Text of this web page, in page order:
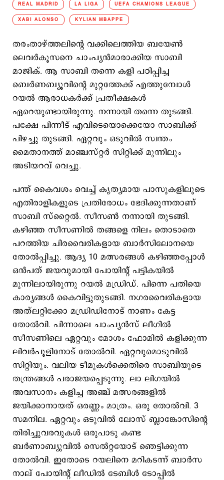
REAL MADRID LA LIGA UEFA CHAMIONS LEAGUE
XABI ALONSO KYLIAN MBAPPE
തരംതാഴ്ത്തലിന്റെ വക്കിലെത്തിയ ബയേൺ
ലെവർകൂസനെ ചാംപ്യന്‍മാരാക്കിയ സാബി
മാജിക്. ആ സാബി തന്നെ കളി പഠിപ്പിച്ച
ബെർണബ്യൂവിന്റെ മുറ്റത്തേക്ക് എത്തുമ്പോൾ
റയൽ ആരാധകർക്ക് പ്രതീക്ഷകൾ
ഏറെയുണ്ടായിരുന്നു. നന്നായി തന്നെ തുടങ്ങി.
പക്ഷേ പിന്നീട് എവിടെയൊക്കെയോ സാബിക്ക്
പിഴച്ചു തുടങ്ങി. ഏറ്റവും ഒടുവിൽ സ്വന്തം
മൈതാനത്ത് മാഞ്ചസ്റ്റർ സിറ്റിക്ക് മുന്നിലും
അടിയറവ് വെച്ചു.
പന്ത് കൈവശം വെച്ച് കൃത്യമായ പാസുകളിലൂടെ
എതിരാളികളുടെ പ്രതിരോധം ഭേദിക്കുന്നതാണ്
സാബി സ്റ്റൈൽ. സീസൺ നന്നായി തുടങ്ങി.
കഴിഞ്ഞ സീസണിൽ തങ്ങളെ നിലം തൊടാതെ
പറത്തിയ ചിരവൈരികളായ ബാർസിലോനയെ
തോൽപ്പിച്ചു. ആദ്യ 10 മത്സരങ്ങൾ കഴിഞ്ഞപ്പോൾ
ഒൻപത് ജയവുമായി പോയിന്റ് പട്ടികയിൽ
മുന്നിലായിരുന്നു റയൽ മഡ്രിഡ്. പിന്നെ പതിയെ
കാര്യങ്ങൾ കൈവിട്ടുതുടങ്ങി. നഗരവൈരികളായ
അത്‌ലറ്റിക്കോ മഡ്രിഡിനോട് നാണം കേട്ട
തോൽവി. പിന്നാലെ ചാംപ്യൻസ് ലീഗിൽ
സീസണിലെ ഏറ്റവും മോശം ഫോമിൽ കളിക്കുന്ന
ലിവർപൂളിനോട് തോൽവി. ഏറ്റവുമൊടുവിൽ
സിറ്റിയും. വലിയ ടീമുകൾക്കെതിരെ സാബിയുടെ
തന്ത്രങ്ങൾ പരാജയപ്പെടുന്നു. ലാ ലിഗയിൽ
അവസാനം കളിച്ച അഞ്ച് മത്സരങ്ങളിൽ
ജയിക്കാനായത് ഒരണ്ണം മാത്രം. ഒരു തോൽവി. 3
സമനില. ഏറ്റവും ഒടുവിൽ ലോസ് ബ്ലാങ്കോസിന്‍റെ
തിരിച്ചുവരവുകൾ ഒരുപാടു കണ്ട
ബർണാബ്യുവിൽ സെൽറ്റയോട് ഞെട്ടിക്കുന്ന
തോൽവി. ഇതോടെ റയലിനെ മറികടന്ന് ബാർസ
നാല് പോയിന്റ് ലീഡിൽ ടേബിൾ ടോപ്പിൽ